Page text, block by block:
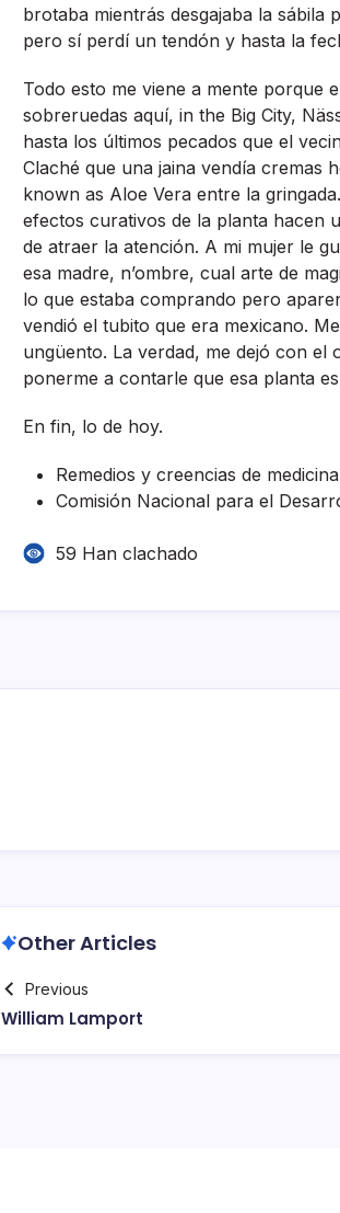
brotaba mientrás desgajaba la
pero sí­ perdí­ un tendón y hasta la
Todo esto me viene a mente porque
sobreruedas aquí­, in the Big City,
hasta los últimos pecados que el
Claché que una jaina vendí­a cremas
known as Aloe Vera entre la
efectos curativos de la planta hacen
de atraer la atención. A mi mujer le
esa madre, n’ombre, cual arte de
lo que estaba comprando pero
vendió el tubito que era mexicano.
ungüento. La verdad, me dejó con
ponerme a contarle que esa planta
En fin, lo de hoy.
Remedios y creencias de
Comisión Nacional para el
59 Han clachado
Other Articles
Previous
William Lamport